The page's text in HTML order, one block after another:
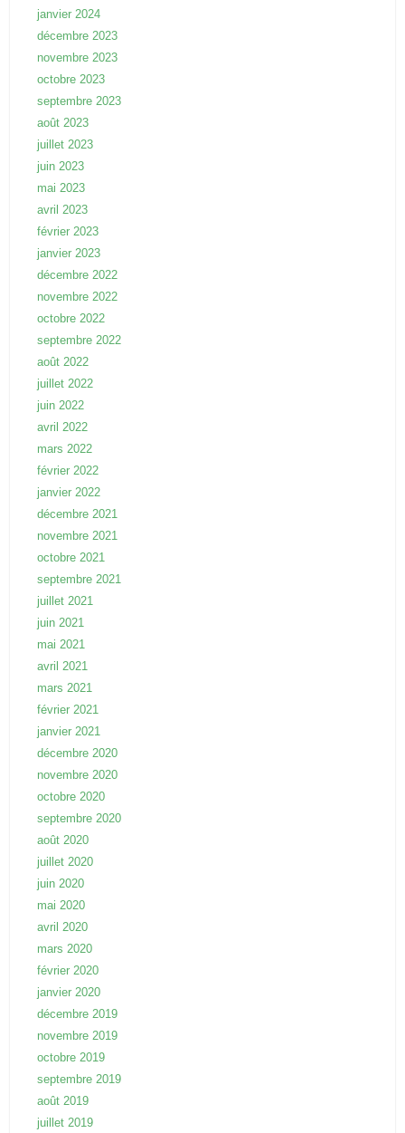
janvier 2024
décembre 2023
novembre 2023
octobre 2023
septembre 2023
août 2023
juillet 2023
juin 2023
mai 2023
avril 2023
février 2023
janvier 2023
décembre 2022
novembre 2022
octobre 2022
septembre 2022
août 2022
juillet 2022
juin 2022
avril 2022
mars 2022
février 2022
janvier 2022
décembre 2021
novembre 2021
octobre 2021
septembre 2021
juillet 2021
juin 2021
mai 2021
avril 2021
mars 2021
février 2021
janvier 2021
décembre 2020
novembre 2020
octobre 2020
septembre 2020
août 2020
juillet 2020
juin 2020
mai 2020
avril 2020
mars 2020
février 2020
janvier 2020
décembre 2019
novembre 2019
octobre 2019
septembre 2019
août 2019
juillet 2019